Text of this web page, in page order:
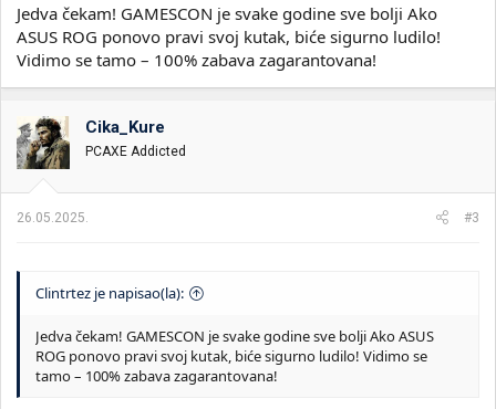
Jedva čekam! GAMESCON je svake godine sve bolji Ako
ASUS ROG ponovo pravi svoj kutak, biće sigurno ludilo!
Vidimo se tamo – 100% zabava zagarantovana!
Cika_Kure
PCAXE Addicted
26.05.2025. #3
Clintrtez je napisao(la):
Jedva čekam! GAMESCON je svake godine sve bolji Ako ASUS
ROG ponovo pravi svoj kutak, biće sigurno ludilo! Vidimo se
tamo – 100% zabava zagarantovana!